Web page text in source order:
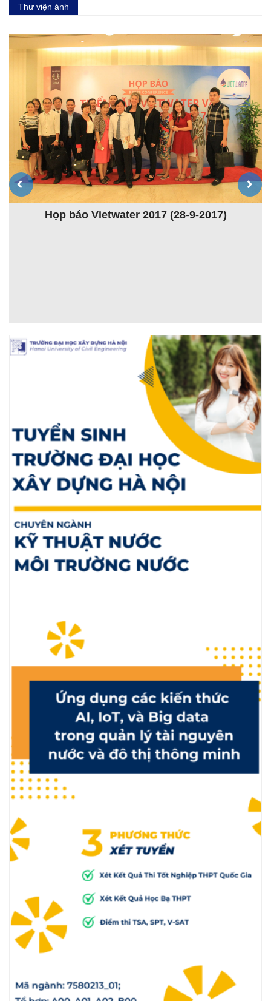
Thư viện ảnh
Khóa đào tạo Giảng viên nguồn lần thứ 4 (TOT4)